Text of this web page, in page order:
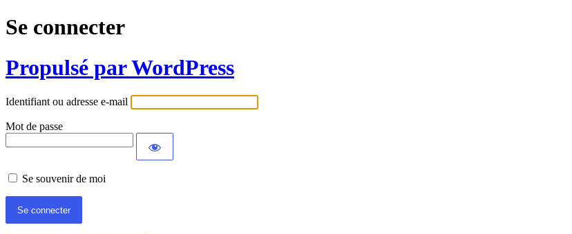
Se connecter
Propulsé par WordPress
Identifiant ou adresse e-mail
Mot de passe
Se souvenir de moi